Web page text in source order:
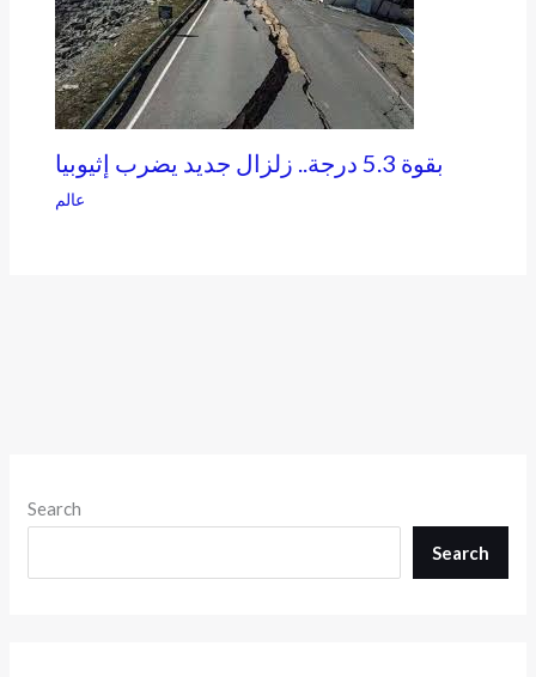
Search
Search
بقوة 5.3 درجة.. زلزال جديد يضرب إثيوبيا
عالم